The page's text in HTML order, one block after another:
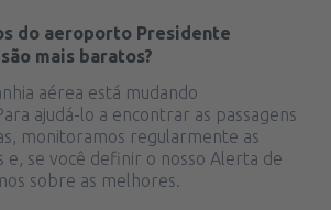
do aeroporto Presidente
mais baratos?
aérea está mudando
ajudá-lo a encontrar as passagens
monitoramos regularmente as
e, se você definir o nosso Alerta de
sobre as melhores.